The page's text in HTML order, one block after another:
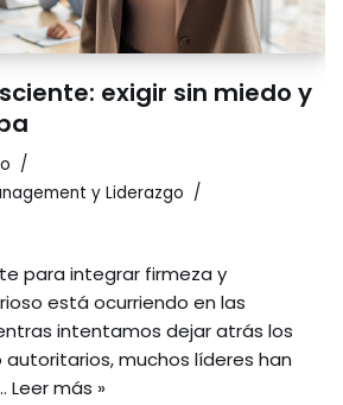
exigir sin miedo y
y Liderazgo
para integrar firmeza y
está ocurriendo en las
intentamos dejar atrás los
muchos líderes han
Leer más »